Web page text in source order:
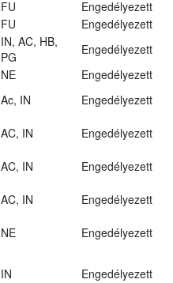
FU
Engedélyezett
FU
Engedélyezett
IN, AC, HB,
PG
Engedélyezett
NE
Engedélyezett
Ac, IN
Engedélyezett
AC, IN
Engedélyezett
AC, IN
Engedélyezett
AC, IN
Engedélyezett
NE
Engedélyezett
IN Engedélyezett